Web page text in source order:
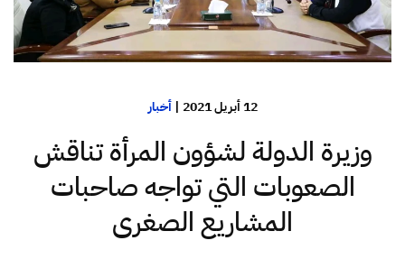
12 أبريل 2021 |أخبار
وزيرة الدولة لشؤون المرأة تناقش
الصعوبات التي تواجه صاحبات
المشاريع الصغرى